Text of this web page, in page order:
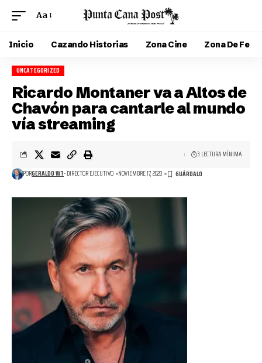
Aa
Inicio Cazando Historias Zona Cine Zona De Fe
UNCATEGORIZED
Ricardo Montaner va a Altos de
Chavón para cantarle al mundo
vía streaming
PORGERALDO WT- DIRECTOR EJECUTIVO NOVIEMBRE 17, 2020
3 LECTURA MÍNIMA